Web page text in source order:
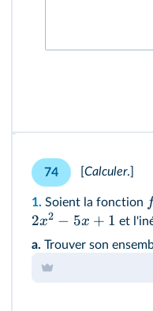
74 Calculer.]
1. Soient la fonction f
2x2 − 5x + 1 et
a. Trouver son